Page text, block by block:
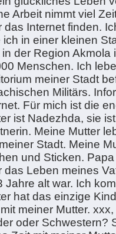
Arbeit nimmt viel
das Internet finden.
ich in einer kleinen
in der Region
Menschen. Ich
meiner Stadt
Militärs.
Für mich ist die
ist Nadezhda, sie
Meine Mutter
Stadt. Meine
und Sticken.
das Leben meines
Jahre alt war. Ich
hat das einzige
meiner Mutter.
oder Schwestern?